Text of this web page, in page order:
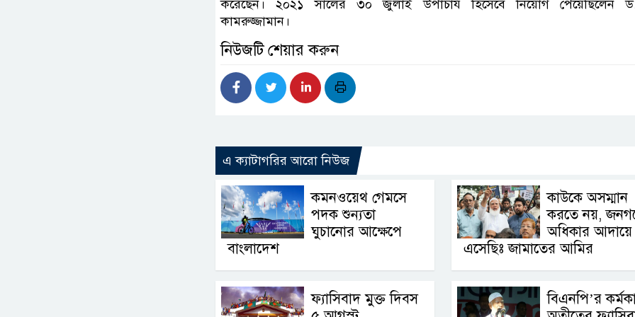
করেছেন। ২০২১ সালের ৩০ জুলাই উপাচার্য হিসেবে নিয়োগ পেয়েছিলেন
কামরুজ্জামান।
নিউজটি শেয়ার করুন
এ ক্যাটাগরির আরো নিউজ
কমনওয়েথ গেমসে
পদক শুন্যতা
ঘুচানোর আক্ষেপে
বাংলাদেশ
কাউকে অসম্মান
করতে নয়,
অধিকার আদায়ে
এসেছিঃ জামাতের আমির
ফ্যাসিবাদ মুক্ত দিবস
বিএনপি’র